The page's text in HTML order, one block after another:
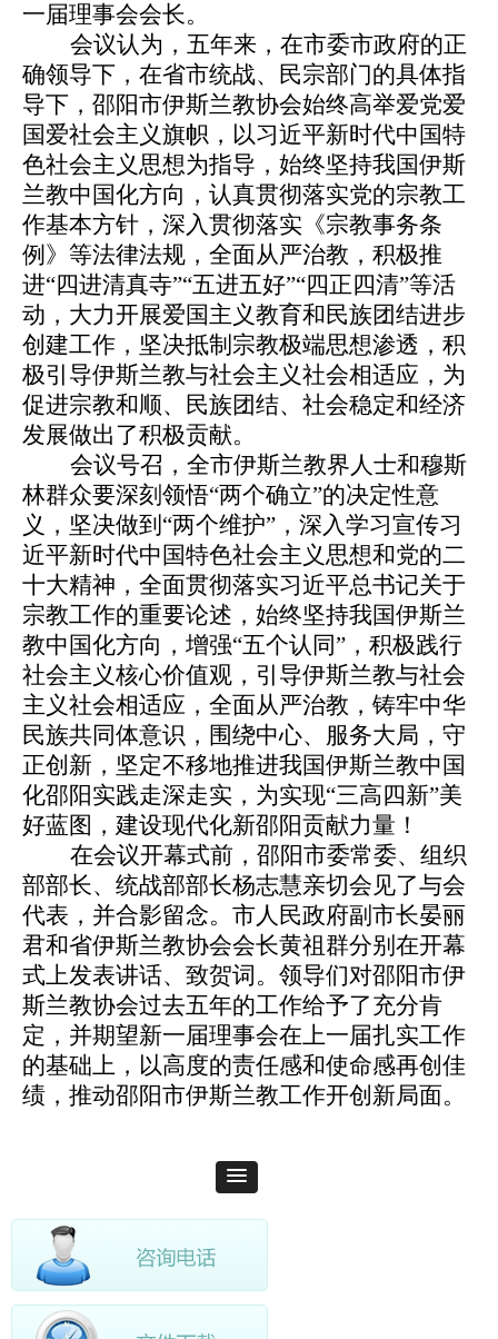
一届理事会会长。
会议认为，五年来，在市委市政府的正
确领导下，在省市统战、民宗部门的具体指
导下，邵阳市伊斯兰教协会始终高举爱党爱
国爱社会主义旗帜，以习近平新时代中国特
色社会主义思想为指导，始终坚持我国伊斯
兰教中国化方向，认真贯彻落实党的宗教工
作基本方针，深入贯彻落实《宗教事务条
例》等法律法规，全面从严治教，积极推
进“四进清真寺”“五进五好”“四正四清”等活
动，大力开展爱国主义教育和民族团结进步
创建工作，坚决抵制宗教极端思想渗透，积
极引导伊斯兰教与社会主义社会相适应，为
促进宗教和顺、民族团结、社会稳定和经济
发展做出了积极贡献。
会议号召，全市伊斯兰教界人士和穆斯
林群众要深刻领悟“两个确立”的决定性意
义，坚决做到“两个维护”，深入学习宣传习
近平新时代中国特色社会主义思想和党的二
十大精神，全面贯彻落实习近平总书记关于
宗教工作的重要论述，始终坚持我国伊斯兰
教中国化方向，增强“五个认同”，积极践行
社会主义核心价值观，引导伊斯兰教与社会
主义社会相适应，全面从严治教，铸牢中华
民族共同体意识，围绕中心、服务大局，守
正创新，坚定不移地推进我国伊斯兰教中国
化邵阳实践走深走实，为实现“三高四新”美
好蓝图，建设现代化新邵阳贡献力量！
在会议开幕式前，邵阳市委常委、组织
部部长、统战部部长杨志慧亲切会见了与会
代表，并合影留念。市人民政府副市长晏丽
君和省伊斯兰教协会会长黄祖群分别在开幕
式上发表讲话、致贺词。领导们对邵阳市伊
斯兰教协会过去五年的工作给予了充分肯
定，并期望新一届理事会在上一届扎实工作
的基础上，以高度的责任感和使命感再创佳
绩，推动邵阳市伊斯兰教工作开创新局面。